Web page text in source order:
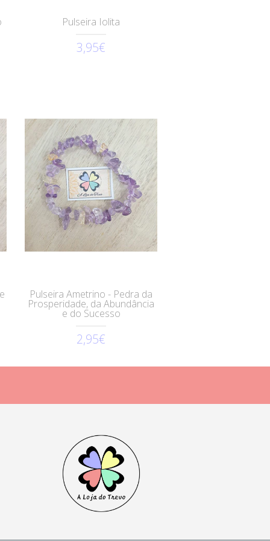
Pulseira Iolita
3,95€
Pulseira Ametrino - Pedra da
Prosperidade, da Abundância
e do Sucesso
2,95€